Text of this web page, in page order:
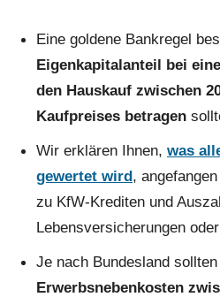
Eine goldene Bankregel
Eigenkapitalanteil bei
den Hauskauf zwischen
Kaufpreises betragen
Wir erklären Ihnen, was
gewertet wird,
zu KfW-Krediten und
Lebensversicherungen
Je nach Bundesland
Erwerbsnebenkosten